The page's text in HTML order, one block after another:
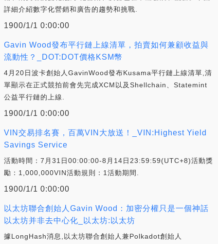
詳細介紹數字化營銷和廣告的趨勢和挑戰.
1900/1/1 0:00:00
Gavin Wood發布平行鏈上線清單，拍賣如何兼顧收益與
流動性？_DOT:DOT價格KSM幣
4月20日波卡創始人GavinWood發布Kusama平行鏈上線清單,清
單顯示在正式競拍前會先完成XCM以及Shellchain、Statemint
公益平行鏈的上線.
1900/1/1 0:00:00
VIN交易排名賽，百萬VIN大放送！_VIN:Highest Yield
Savings Service
活動時間：7月31日00:00:00-8月14日23:59:59(UTC+8)活動獎
勵：1,000,000VIN活動規則：1活動期間.
1900/1/1 0:00:00
以太坊聯合創始人Gavin Wood：加密分權只是一個神話
以太坊并非去中心化_以太坊:以太坊
據LongHash消息,以太坊聯合創始人兼Polkadot創始人